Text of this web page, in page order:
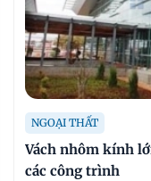
NGOẠI THẤT
Vách nhôm kính
các công trình